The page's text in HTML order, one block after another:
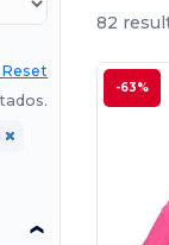
Reset
82
-63%